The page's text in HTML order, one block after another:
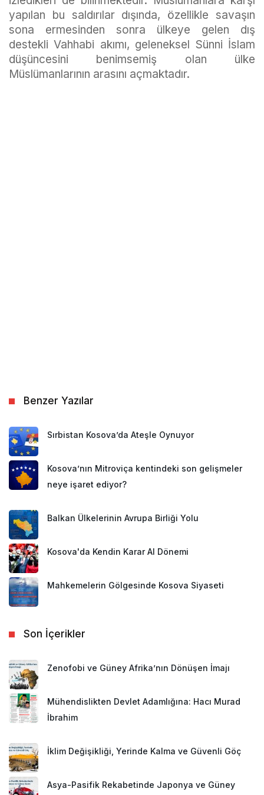
yapılan bu saldırılar dışında, özellikle savaşın
sona ermesinden sonra ülkeye gelen dış
destekli Vahhabi akımı, geleneksel Sünni İslam
düşüncesini benimsemiş olan ülke
Müslümanlarının arasını açmaktadır.
Benzer Yazılar
Sırbistan Kosova’da Ateşle Oynuyor
Kosova’nın Mitroviça kentindeki son gelişmeler
neye işaret ediyor?
Balkan Ülkelerinin Avrupa Birliği Yolu
Kosova'da Kendin Karar Al Dönemi
Mahkemelerin Gölgesinde Kosova Siyaseti
Son İçerikler
Zenofobi ve Güney Afrika’nın Dönüşen İmajı
Mühendislikten Devlet Adamlığına: Hacı Murad
İbrahim
İklim Değişikliği, Yerinde Kalma ve Güvenli Göç
Asya-Pasifik Rekabetinde Japonya ve Güney